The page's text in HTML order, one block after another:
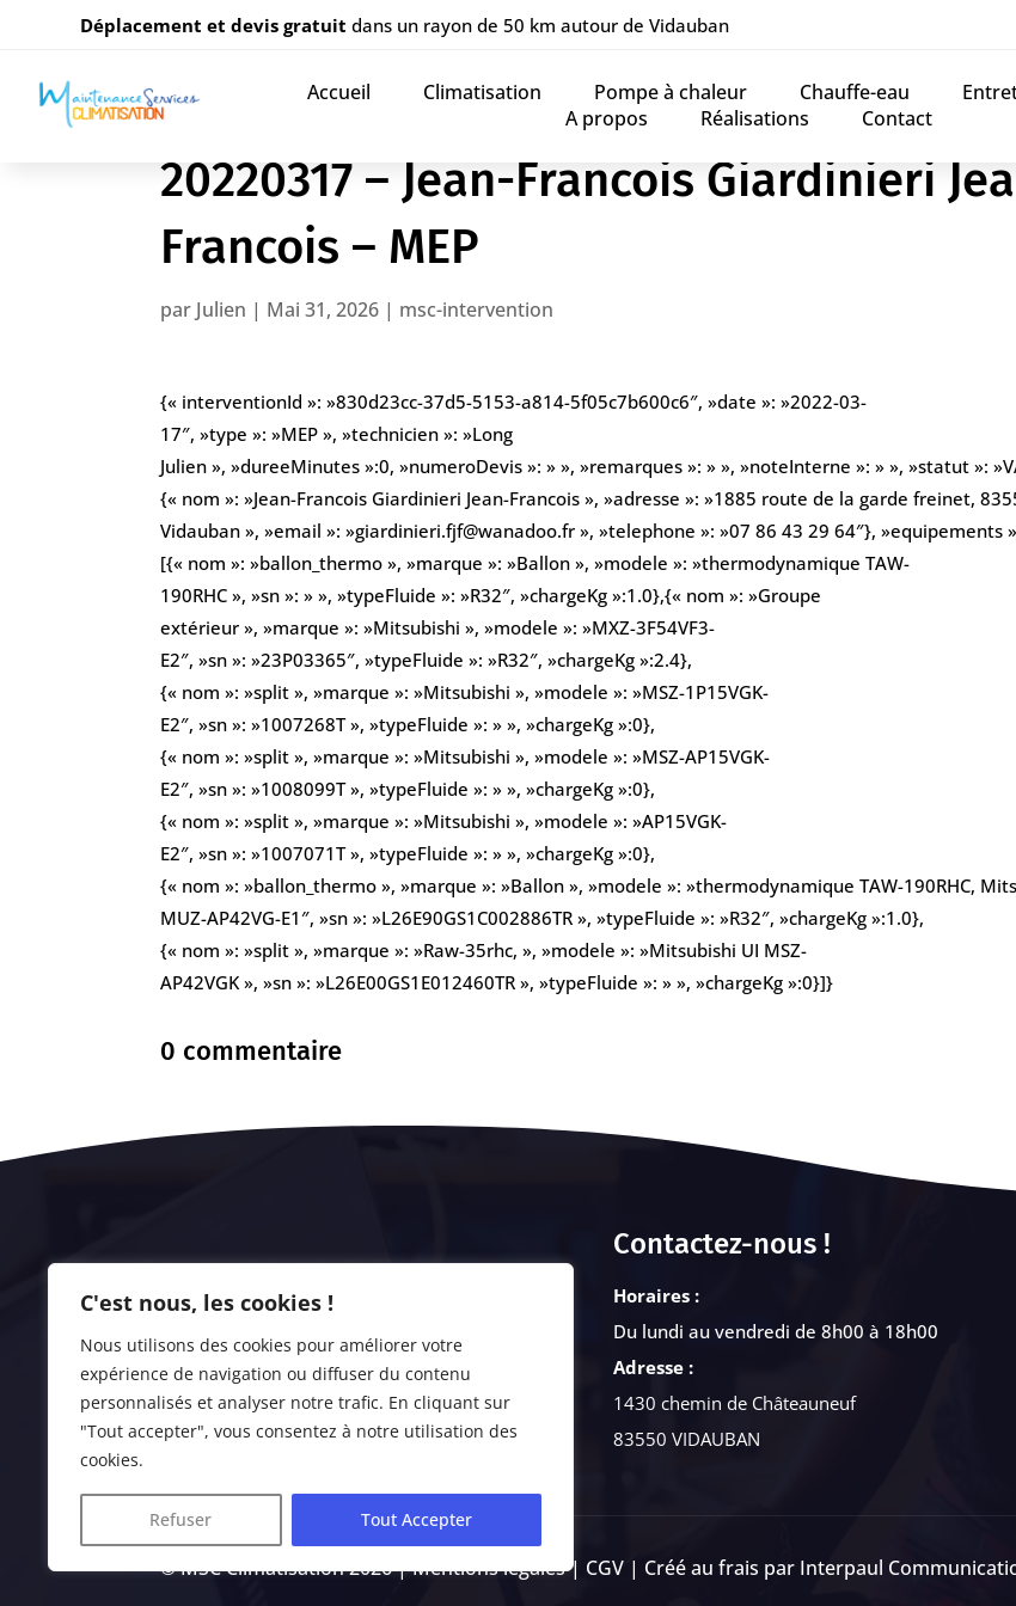
C'est nous, les cookies !
Nous utilisons des cookies pour améliorer votre
expérience de navigation ou diffuser du contenu
personnalisés et analyser notre trafic. En cliquant sur
"Tout accepter", vous consentez à notre utilisation des
cookies.
Refuser Tout Accepter
Déplacement et devis gratuitdans un rayon de 50 km autour de Vidauban
Accueil Climatisation Pompe à chaleur Chauffe-eau
A propos
Réalisations Contact
20220317 – Jean-Francois Giardinieri
Francois – MEP
par Julien | Mai 31, 2026 | msc-intervention
{« interventionId »: »830d23cc-37d5-5153-a814-5f05c7b600c6″, »date »: »2022-03-
17″, »type »: »MEP », »technicien »: »Long
Julien », »dureeMinutes »:0, »numeroDevis »: » », »remarques »: » », »noteInterne »: » », »statut »:
{« nom »: »Jean-Francois Giardinieri Jean-Francois », »adresse »: »1885 route de la garde freinet,
Vidauban », »email »: »giardinieri.fjf@wanadoo.fr », »telephone »: »07 86 43 29 64″}, »equipements
[{« nom »: »ballon_thermo », »marque »: »Ballon », »modele »: »thermodynamique TAW-
190RHC », »sn »: » », »typeFluide »: »R32″, »chargeKg »:1.0},{« nom »: »Groupe
extérieur », »marque »: »Mitsubishi », »modele »: »MXZ-3F54VF3-
E2″, »sn »: »23P03365″, »typeFluide »: »R32″, »chargeKg »:2.4},
{« nom »: »split », »marque »: »Mitsubishi », »modele »: »MSZ-1P15VGK-
E2″, »sn »: »1007268T », »typeFluide »: » », »chargeKg »:0},
{« nom »: »split », »marque »: »Mitsubishi », »modele »: »MSZ-AP15VGK-
E2″, »sn »: »1008099T », »typeFluide »: » », »chargeKg »:0},
{« nom »: »split », »marque »: »Mitsubishi », »modele »: »AP15VGK-
E2″, »sn »: »1007071T », »typeFluide »: » », »chargeKg »:0},
{« nom »: »ballon_thermo », »marque »: »Ballon », »modele »: »thermodynamique TAW-190RHC,
MUZ-AP42VG-E1″, »sn »: »L26E90GS1C002886TR », »typeFluide »: »R32″, »chargeKg »:1.0},
{« nom »: »split », »marque »: »Raw-35rhc, », »modele »: »Mitsubishi UI MSZ-
AP42VGK », »sn »: »L26E00GS1E012460TR », »typeFluide »: » », »chargeKg »:0}]}
0 commentaire
Contactez-nous !
Horaires :
Du lundi au vendredi de 8h00 à 18h00
Adresse :
1430 chemin de Châteauneuf
83550 VIDAUBAN
© MSC Climatisation 2026 |Mentions légales| CGV | Créé au frais par Interpaul